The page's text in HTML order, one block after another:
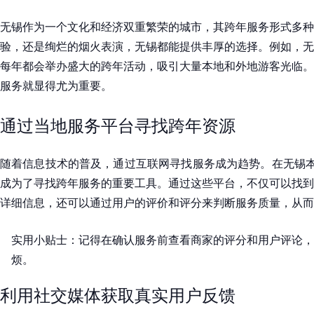
无锡作为一个文化和经济双重繁荣的城市，其跨年服务形式多
验，还是绚烂的烟火表演，无锡都能提供丰厚的选择。例如，
每年都会举办盛大的跨年活动，吸引大量本地和外地游客光临
服务就显得尤为重要。
通过当地服务平台寻找跨年资源
随着信息技术的普及，通过互联网寻找服务成为趋势。在无锡
成为了寻找跨年服务的重要工具。通过这些平台，不仅可以找
详细信息，还可以通过用户的评价和评分来判断服务质量，从
实用小贴士：记得在确认服务前查看商家的评分和用户评论
烦。
利用社交媒体获取真实用户反馈